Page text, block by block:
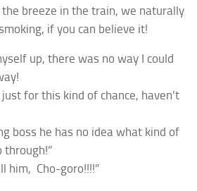
breeze in the train, we naturally
if you can believe it!
up, there was no way I could
just for this kind of chance, haven’t
boss he has no idea what kind of
through!”
him, Cho-goro!!!!”